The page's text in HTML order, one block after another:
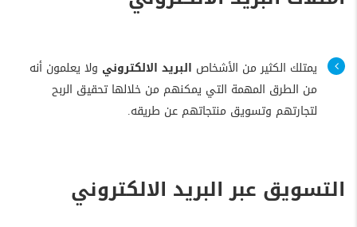
يمتلك الكثير من الأشخاص البريد الالكتروني ولا يعلمون أنه
من الطرق المهمة التي يمكنهم من خلالها تحقيق الربح
لتجارتهم وتسويق منتجاتهم عن طريقه.
التسويق عبر البريد الالكتروني